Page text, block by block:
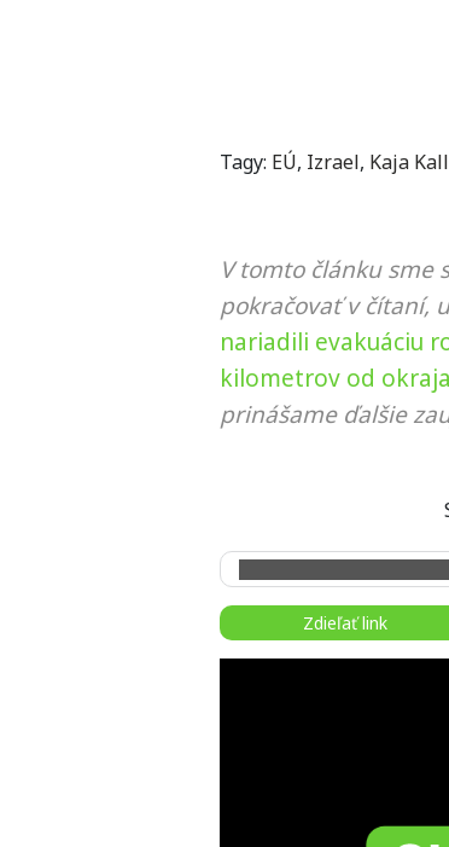
Tagy: EÚ, Izrael, Kaja
V tomto článku sme
pokračovať v čítaní,
nariadili evakuáciu
kilometrov od
prinášame ďalšie
Zdieľať link